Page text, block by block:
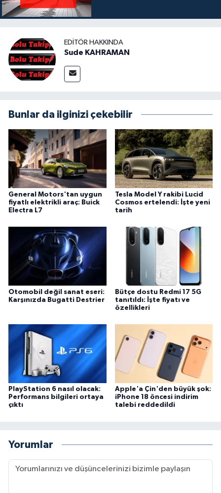
EDITÖR HAKKINDA
Sude KAHRAMAN
Bunlar da ilginizi çekebilir
General Motors'tan uygun
fiyatlı elektrikli araç: Buick
Electra L7
Tesla Model Y rakibi Lucid
Cosmos ertelendi: İşte yeni
tarih
Otomobil değil sanat eseri:
Karşınızda Bugatti Destrier
Bütçe dostu Redmi 17 5G
tanıtıldı: İşte fiyatı ve
özellikleri
PlayStation 6 nasıl olacak:
Performans bilgileri ortaya
çıktı
Apple'a Çin'den büyük şok:
iPhone 18 öncesi indirim
talebi reddedildi
Yorumlar